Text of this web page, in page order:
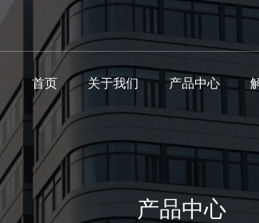
首页 关于我们
公司概况
企业理念
产品中心
车载电子电源故障模拟器
脉冲电压发生器
人工电源网络(LISN)
阻尼正弦瞬态信号发生器CS116
煤矿井下专用脉冲器发生器
产品中心